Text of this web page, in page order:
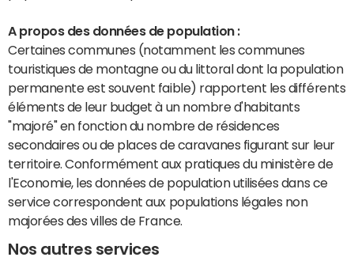
A propos des données de population :
Certaines communes (notamment les communes
touristiques de montagne ou du littoral dont la population
permanente est souvent faible) rapportent les différents
éléments de leur budget à un nombre d'habitants
"majoré" en fonction du nombre de résidences
secondaires ou de places de caravanes figurant sur leur
territoire. Conformément aux pratiques du ministère de
l'Economie, les données de population utilisées dans ce
service correspondent aux populations légales non
majorées des villes de France.
Nos autres services